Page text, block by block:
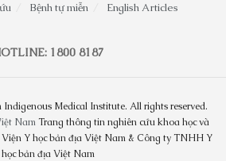
Bệnh tự miễn English Articles
1800 8187
Medical Institute. All rights reserved.
NamTrang thông tin nghiên cứu khoa học và
Viện Y học bản địa Việt Nam & Công ty TNHH Y
học bản địa Việt Nam